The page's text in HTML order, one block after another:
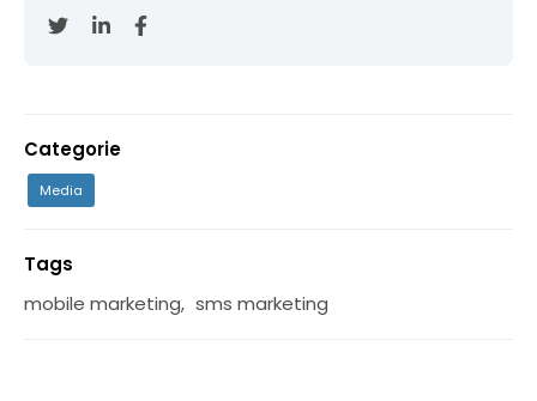
Categorie
Media
Tags
mobile marketing, sms marketing